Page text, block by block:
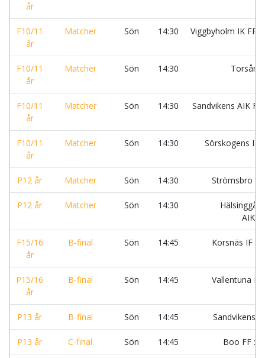
år
F10/11
år
Matcher Sön 14:30 Viggbyholm IK FF
F10/11
år
Matcher Sön 14:30
F10/11
år
Matcher Sön 14:30 Sandvikens AIK
F10/11
år
Matcher Sön 14:30 Sörskogens
P12 år Matcher Sön 14:30 Strömsbro
P12 år Matcher Sön 14:30
F15/16
år
B-final Sön 14:45 Korsnäs IF
P15/16
år
B-final Sön 14:45 Vallentuna
P13 år B-final Sön 14:45 Sandvikens
P13 år C-final Sön 14:45 Boo FF